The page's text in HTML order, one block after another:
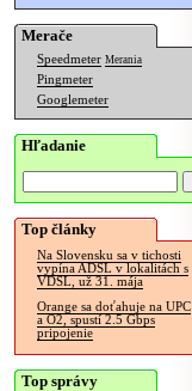
Merače
Speedmeter Merania
Pingmeter
Googlemeter
Hľadanie
Top články
Na Slovensku sa v tichosti
vypína ADSL v lokalitách s
VDSL, už 31. mája
Orange sa doťahuje na UPC
a O2, spustí 2.5 Gbps
pripojenie
Top správy